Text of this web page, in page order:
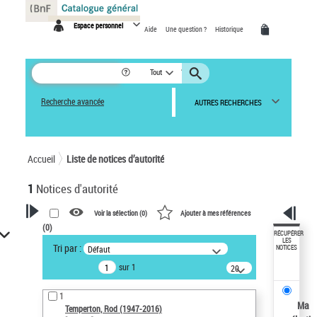
Espace personnel Aide Une question ? Historique
Tout
Recherche avancée AUTRES RECHERCHES
Accueil Liste de notices d’autorité
1 Notices d'autorité
VOTRE RECHERCHE
Recherche avancée dans les
notices d’autorité
Œuvres liées à l'auteur :
Temperton, Rod (1947-2016)
Voir la sélection (0) Ajouter à mes références
(0)
Tri par : Défaut
sur 1
20
résultats/page
1
Temperton, Rod (1947-2016)
RÉCUPÉRER
LES
NOTICES
Ma
Panneau de gestion des cookies